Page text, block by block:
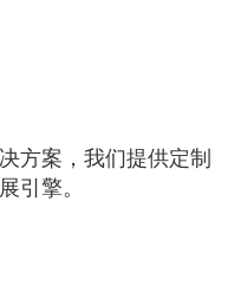
方案，我们提供定制
引擎。